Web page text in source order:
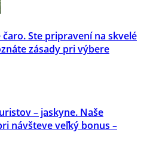
Ste pripravení na skvelé
zásady pri výbere
– jaskyne. Naše
návšteve veľký bonus –